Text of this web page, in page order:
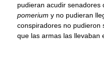
pudieran acudir senadores
pomerium y no pudieran
conspiradores no pudieron
que las armas las llevaban